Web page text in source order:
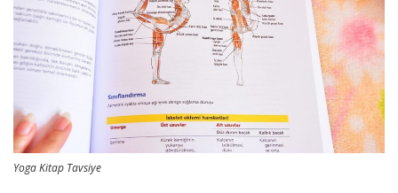
Yoga Kitap Tavsiye